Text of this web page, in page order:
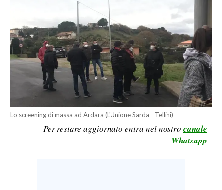
ECONOMIA
SERVIZI ALLE IMPRESE
LAVORO
BANDI
Lo screening di massa ad Ardara (L'Unione Sarda - Tellini)
Per restare aggiornato entra nel nostro canale
Whatsapp